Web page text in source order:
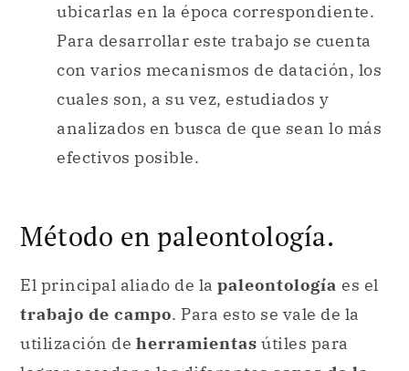
ubicarlas en la época correspondiente.
Para desarrollar este trabajo se cuenta
con varios mecanismos de datación, los
cuales son, a su vez, estudiados y
analizados en busca de que sean lo más
efectivos posible.
Método en paleontología.
El principal aliado de la paleontología es el
trabajo de campo. Para esto se vale de la
utilización de herramientas útiles para